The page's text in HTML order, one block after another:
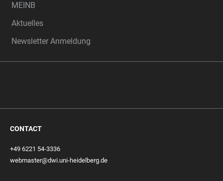
MEINB
Aktuelles
Newsletter Anmeldung
CONTACT
+49 6221 54-3336
webmaster@dwi.uni-heidelberg.de